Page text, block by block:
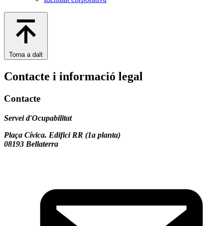
Torna a dalt
Contacte i informació legal
Contacte
Servei d'Ocupabilitat
Plaça Cívica. Edifici RR (1a planta)
08193 Bellaterra